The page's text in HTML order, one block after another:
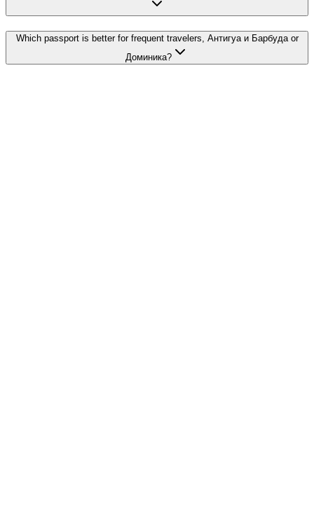
Which passport is better for frequent travelers, Антигуа и Барбуда or
Доминика?